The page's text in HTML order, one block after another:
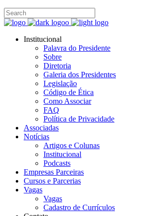
Institucional
Palavra do Presidente
Sobre
Diretoria
Galeria dos Presidentes
Legislação
Código de Ética
Como Associar
FAQ
Política de Privacidade
Associadas
Notícias
Artigos e Colunas
Institucional
Podcasts
Empresas Parceiras
Cursos e Parcerias
Vagas
Vagas
Cadastro de Currículos